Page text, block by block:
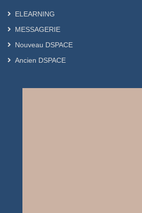
ELEARNING
MESSAGERIE
Nouveau DSPACE
Ancien DSPACE